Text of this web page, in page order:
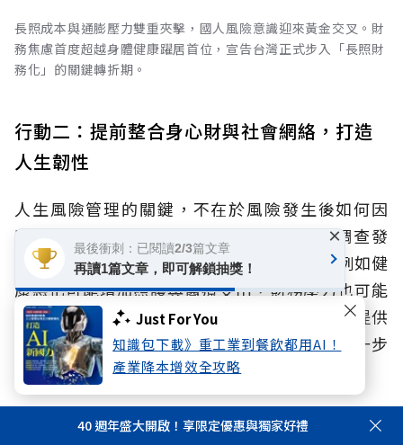
Just For You
知識包下載》重工業到餐飲都用AI！
產業降本增效全攻略
長照成本與通膨壓力雙重夾擊，國人風險意識迎來黃金交叉。財
務焦慮首度超越身體健康躍居首位，宣告台灣正式步入「長照財
務化」的關鍵轉折期。
行動二：提前整合身心財與社會網絡，打造
人生韌性
人生風險管理的關鍵，不在於風險發生後如何因
應，而在於風險發生前是否已做好準備。調查發
現，生理、心理與財務風險往往互相影響，例如健
康惡化可能增加照護與醫療支出，財務壓力也可能
加重心理負擔。同時面臨孤獨或孤立，缺乏可提供
資訊與支持的人際網絡，這些風險更可能被進一步
放大。
因此，退休準備不應只著重財務，更必須打破單點
40 週年盛大開啟！享限定優惠與獨家好禮
最後衝刺：已閱讀2/3篇文章
再讀1篇文章，即可解鎖抽獎！
×